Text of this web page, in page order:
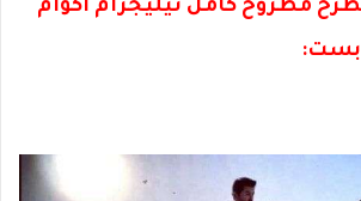
مطروح كامل تيليجرام أكوام
بست: